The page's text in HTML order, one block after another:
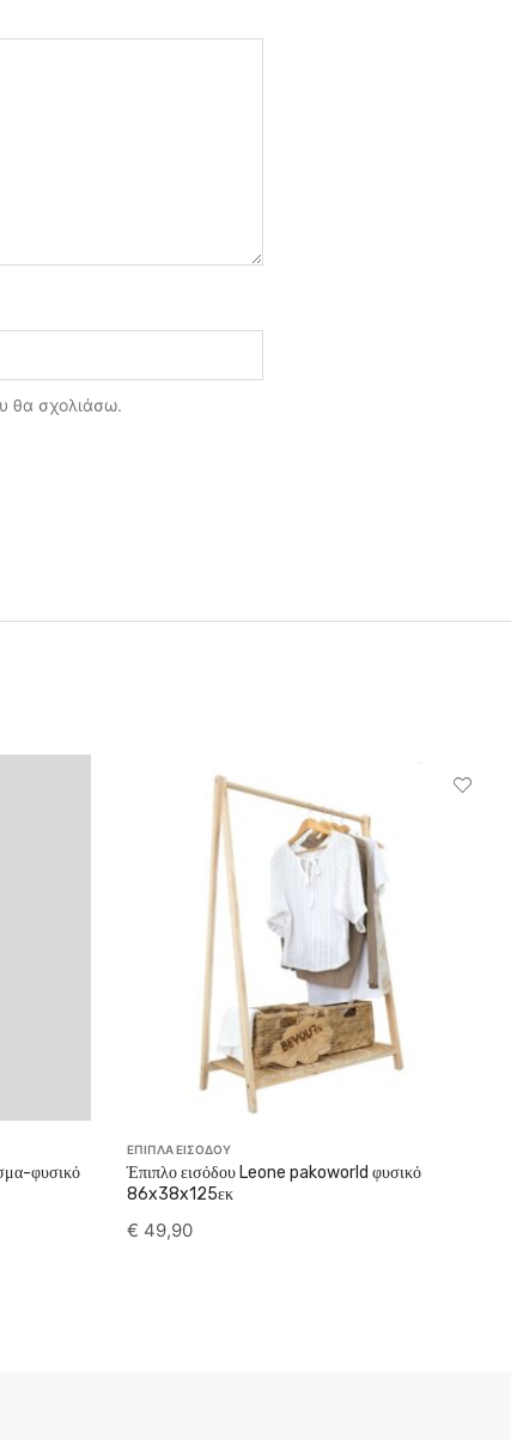
θα σχολιάσω.
φυσικό
ΕΠΙΠΛΑ ΕΙΣΟΔΟΥ
Έπιπλο εισόδου Leone pakoworld φυσικό
86x38x125εκ
€ 49,90